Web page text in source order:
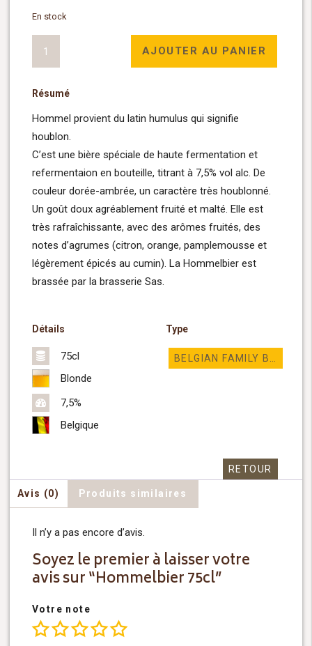
En stock
75cl
AJOUTER AU PANIER
Résumé
Hommel provient du latin humulus qui signifie
houblon.
C’est une bière spéciale de haute fermentation et
refermentaion en bouteille, titrant à 7,5% vol alc. De
couleur dorée-ambrée, un caractère très houblonné.
Un goût doux agréablement fruité et malté. Elle est
très rafraîchissante, avec des arômes fruités, des
notes d’agrumes (citron, orange, pamplemousse et
légèrement épicés au cumin). La Hommelbier est
brassée par la brasserie Sas.
Détails
75cl
Blonde
7,5%
Belgique
Type
BELGIAN FAMILY BREWERS
RETOUR
Avis (0) Produits similaires
Il n’y a pas encore d’avis.
Soyez le premier à laisser votre
avis sur “Hommelbier 75cl”
Votre note